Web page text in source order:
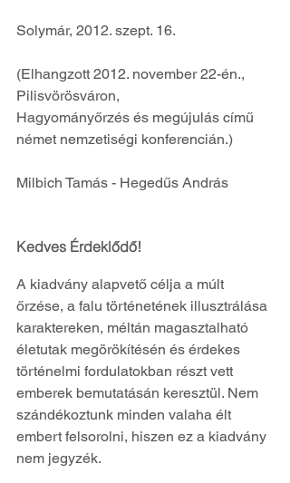
Solymár, 2012. szept. 16.
(Elhangzott 2012. november 22-én.,
Pilisvörösváron,
Hagyományőrzés és megújulás című
német nemzetiségi konferencián.)
Milbich Tamás - Hegedűs András
Kedves Érdeklődő!
A kiadvány alapvető célja a múlt
őrzése, a falu történetének illusztrálása
karaktereken, méltán magasztalható
életutak megörökítésén és érdekes
történelmi fordulatokban részt vett
emberek bemutatásán keresztül. Nem
szándékoztunk minden valaha élt
embert felsorolni, hiszen ez a kiadvány
nem jegyzék.